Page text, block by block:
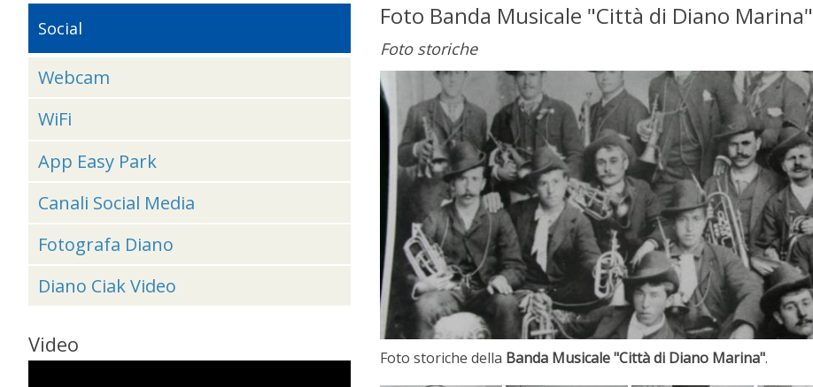
Foto Banda Musicale "Città di Diano Marina"
Foto storiche
Foto storiche della Banda Musicale "Città di Diano Marina".
Social
Webcam
WiFi
App Easy Park
Canali Social Media
Fotografa Diano
Diano Ciak Video
Video